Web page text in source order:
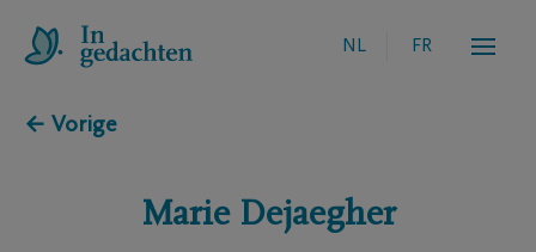
NL FR
← Vorige
Marie Dejaegher